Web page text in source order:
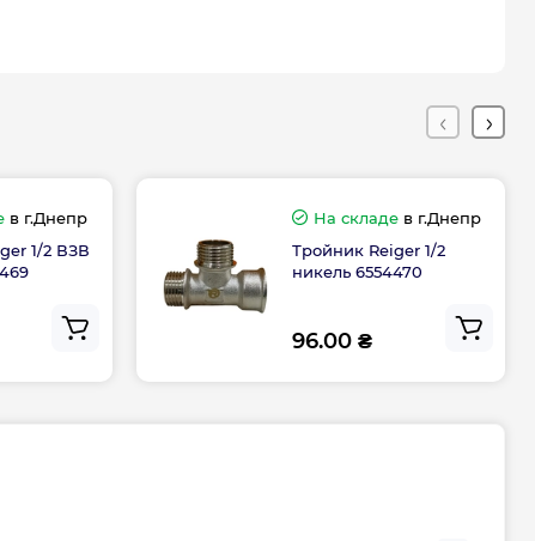
в г.Днепр
1/2 ВЗВ
На складев г.Днепр
Тройник Reiger 1/2
никель 6554470
96.00 ₴